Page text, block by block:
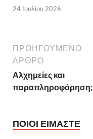
24 Ιουλίου 2026
ΠΡΟΗΓΟΥΜΕΝΟ
ΑΡΘΡΟ
Αλχημείες και
παραπληροφόρηση;
ΠΟΙΟΙ ΕΙΜΑΣΤΕ